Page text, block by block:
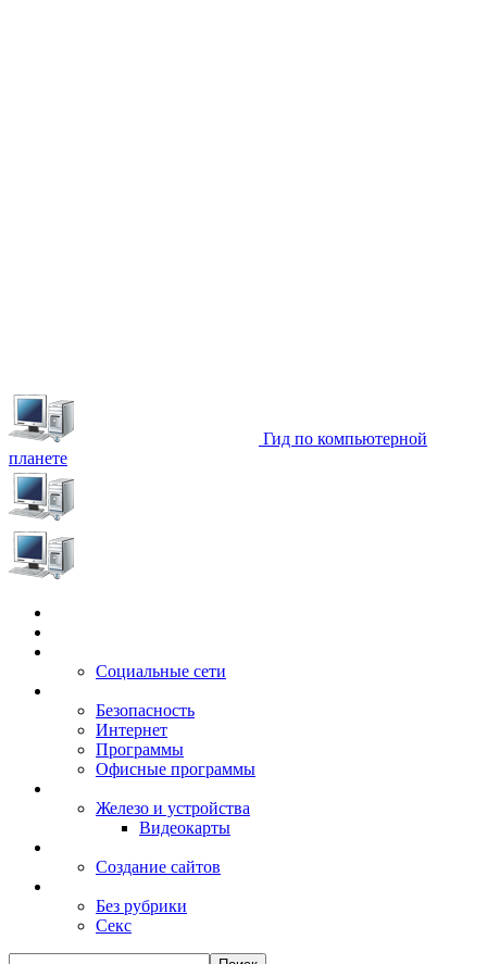
Гид по компьютерной
планете
Социальные сети
Безопасность
Интернет
Программы
Офисные программы
Железо и устройства
Видеокарты
Создание сайтов
Без рубрики
Секс